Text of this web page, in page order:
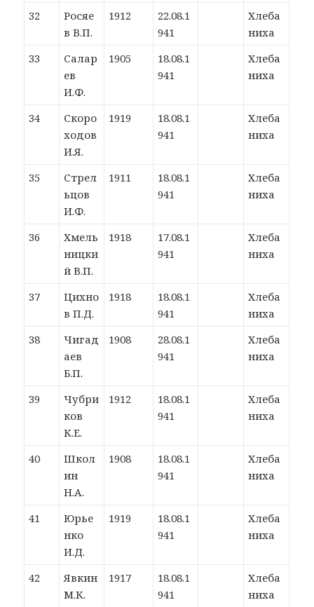
32
Росяе
в В.П.
1912
22.08.1
941
Хлеба
ниха
33
Салар
ев
И.Ф.
1905
18.08.1
941
Хлеба
ниха
34
Скоро
ходов
И.Я.
1919
18.08.1
941
Хлеба
ниха
35
Стрел
ьцов
И.Ф.
1911
18.08.1
941
Хлеба
ниха
36
Хмель
ницки
й В.П.
1918
17.08.1
941
Хлеба
ниха
37
Цихно
в П.Д.
1918
18.08.1
941
Хлеба
ниха
38
Чигад
аев
Б.П.
1908
28.08.1
941
Хлеба
ниха
39
Чубри
ков
К.Е.
1912
18.08.1
941
Хлеба
ниха
40
Школ
ин
Н.А.
1908
18.08.1
941
Хлеба
ниха
41
Юрье
нко
И.Д.
1919
18.08.1
941
Хлеба
ниха
42
Явкин
М.К.
1917
18.08.1
941
Хлеба
ниха